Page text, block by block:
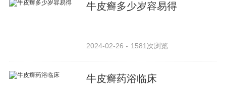
牛皮癣多少岁容易得
2024-02-26 1581次浏览
牛皮癣药浴临床